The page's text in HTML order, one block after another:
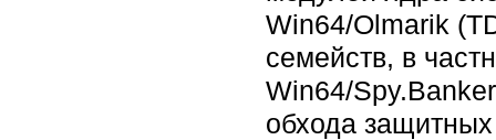
Win64/Olmarik
семейств, в
Win64/
обхода